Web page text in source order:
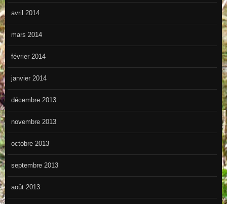
avril 2014
mars 2014
février 2014
janvier 2014
décembre 2013
novembre 2013
octobre 2013
septembre 2013
août 2013